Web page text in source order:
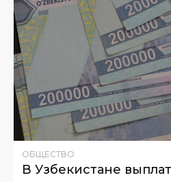
ОБЩЕСТВО
В Узбекистане